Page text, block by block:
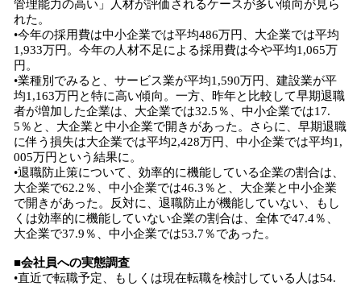
管理能力の高い」人材が評価されるケースが多い傾向が見ら
れた。
•今年の採用費は中小企業では平均486万円、大企業では平均
1,933万円。今年の人材不足による採用費は今や平均1,065万
円。
•業種別でみると、サービス業が平均1,590万円、建設業が平
均1,163万円と特に高い傾向。一方、昨年と比較して早期退職
者が増加した企業は、大企業では32.5％、中小企業では17.
5％と、大企業と中小企業で開きがあった。さらに、早期退職
に伴う損失は大企業では平均2,428万円、中小企業では平均1,
005万円という結果に。
•退職防止策について、効率的に機能している企業の割合は、
大企業で62.2％、中小企業では46.3％と、大企業と中小企業
で開きがあった。反対に、退職防止が機能していない、もし
くは効率的に機能していない企業の割合は、全体で47.4％、
大企業で37.9％、中小企業では53.7％であった。
■会社員への実態調査
•直近で転職予定、もしくは現在転職を検討している人は54.